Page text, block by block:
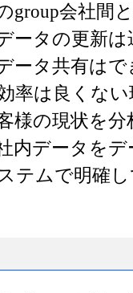
group会社間
ータの更新
ータ共有は
率は良くな
様の現状を
内データを
テムで明確